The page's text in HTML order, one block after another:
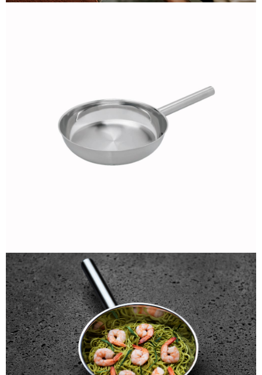
５．嚴禁一人註冊多個帳號或使用他人資訊註冊。若發現惡意使用之情形，
恩沛科技股份有限公司將有權停止該用戶之使用額度並採取法律行動。